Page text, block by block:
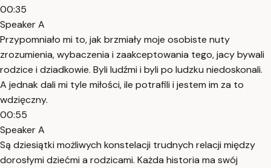
00:35
Speaker A
Przypomniało mi to, jak brzmiały moje osobiste nuty
zrozumienia, wybaczenia i zaakceptowania tego, jacy bywali
rodzice i dziadkowie. Byli ludźmi i byli po ludzku niedoskonali.
A jednak dali mi tyle miłości, ile potrafili i jestem im za to
wdzięczny.
00:55
Speaker A
Są dziesiątki możliwych konstelacji trudnych relacji między
dorosłymi dziećmi a rodzicami. Każda historia ma swój